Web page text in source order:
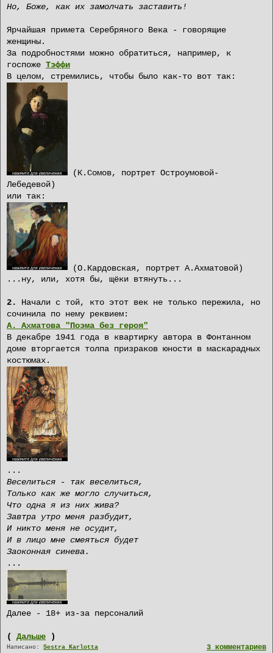
Но, Боже, как их замолчать заставить!
Ярчайшая примета Серебряного Века - говорящие
женщины.
За подробностями можно обратиться, например, к
госпоже Тэффи
В целом, стремились, чтобы было как-то вот так:
(К.Сомов, портрет Остроумовой-
Лебедевой)
или так:
(О.Кардовская, портрет А.Ахматовой)
...ну, или, хотя бы, щёки втянуть...
2.
Начали с той, кто этот век не только пережила, но
сочинила по нему реквием:
А. Ахматова "Поэма без героя"
В декабре 1941 года в квартирку автора в Фонтанном
доме вторгается толпа призраков юности в маскарадных
костюмах.
...
Веселиться - так веселиться,
Только как же могло случиться,
Что одна я из них жива?
Завтра утро меня разбудит,
И никто меня не осудит,
И в лицо мне смеяться будет
Заоконная синева.
...
Далее - 18+ из-за персоналий
( Дальше )
3 комментариев
Написано: Sestra Karlotta